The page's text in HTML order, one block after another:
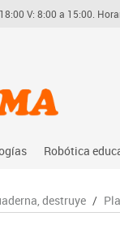
V: 8:00 a 15:00.
Robótica
Arduino
destruye /